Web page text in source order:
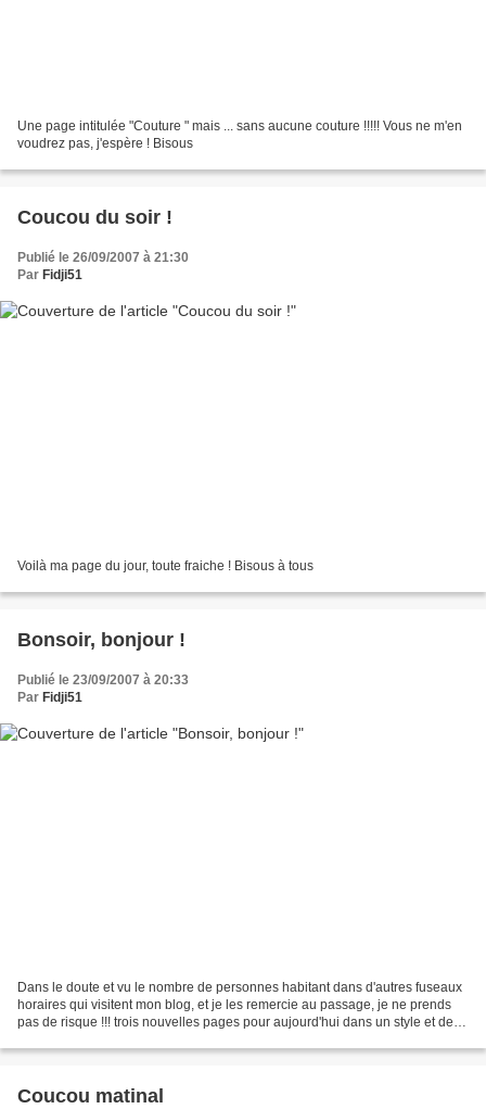
Une page intitulée "Couture " mais ... sans aucune couture !!!!! Vous ne m'en
voudrez pas, j'espère ! Bisous
Coucou du soir !
Publié le 26/09/2007 à 21:30
Par Fidji51
Voilà ma page du jour, toute fraiche ! Bisous à tous
Bonsoir, bonjour !
Publié le 23/09/2007 à 20:33
Par Fidji51
Dans le doute et vu le nombre de personnes habitant dans d'autres fuseaux
horaires qui visitent mon blog, et je les remercie au passage, je ne prends
pas de risque !!! trois nouvelles pages pour aujourd'hui dans un style et des
Coucou matinal